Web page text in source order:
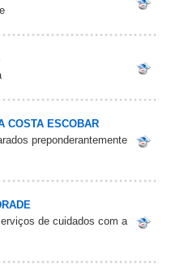
COSTA ESCOBAR
preponderantemente
de cuidados com a